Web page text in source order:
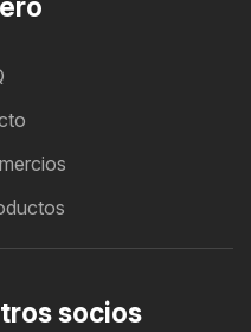
socios